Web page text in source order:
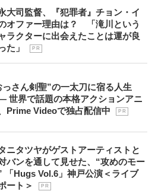
大司監督、『犯罪者』チョン・イ
オファー理由は？ 「滝川という
ラクターに出会えたことは運が良
た」
P R
っさん剣聖”の一太刀に宿る人生
世界で話題の本格アクションアニ
Prime Videoで独占配信中
P R
ニタツヤがゲストアーティストと
バンを通して見せた、“攻めのモー
「Hugs Vol.6」神戸公演＜ライブ
ート＞
P R